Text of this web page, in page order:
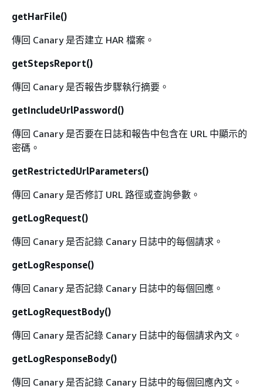
getHarFile()
傳回 Canary 是否建立 HAR 檔案。
getStepsReport()
傳回 Canary 是否報告步驟執行摘要。
getIncludeUrlPassword()
傳回 Canary 是否要在日誌和報告中包含在 URL 中顯示的
密碼。
getRestrictedUrlParameters()
傳回 Canary 是否修訂 URL 路徑或查詢參數。
getLogRequest()
傳回 Canary 是否記錄 Canary 日誌中的每個請求。
getLogResponse()
傳回 Canary 是否記錄 Canary 日誌中的每個回應。
getLogRequestBody()
傳回 Canary 是否記錄 Canary 日誌中的每個請求內文。
getLogResponseBody()
傳回 Canary 是否記錄 Canary 日誌中的每個回應內文。